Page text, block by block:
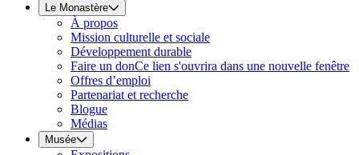
Le Monastère
À propos
Mission culturelle et sociale
Développement durable
Faire un donCe lien s'ouvrira dans une nouvelle fenêtre
Offres d’emploi
Partenariat et recherche
Blogue
Médias
Musée